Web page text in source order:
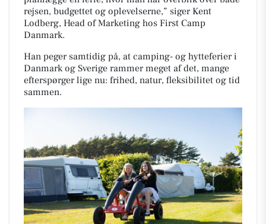
rejsen, budgettet og oplevelserne,” siger Kent
Lodberg, Head of Marketing hos First Camp
Danmark.
Han peger samtidig på, at camping- og hytteferier i
Danmark og Sverige rammer meget af det, mange
efterspørger lige nu: frihed, natur, fleksibilitet og tid
sammen.